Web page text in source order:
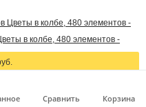
Сравнить Корзина
в колбе, 480 элементов -